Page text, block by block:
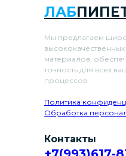
ЛАБ
Мы предлагаем
материалов,
точность для всех
процессов.
Политика
Обработка
Контакты